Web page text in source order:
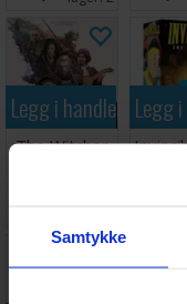
Samtykke
Legg i handlekurven
The Witcher
Legg